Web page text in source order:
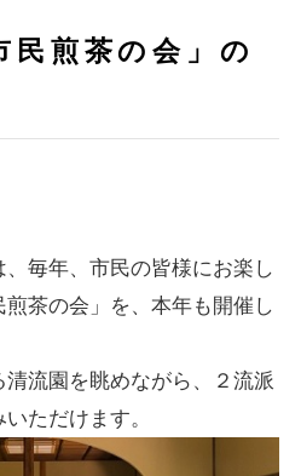
民煎茶の会」の
毎年、市民の皆様にお楽し
茶の会」を、本年も開催し
流園を眺めながら、２流派
ただけます。